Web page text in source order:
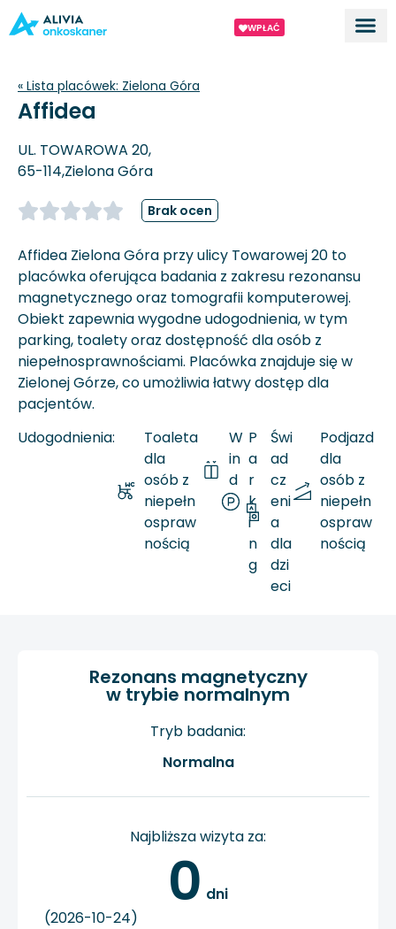
WPŁAĆ
« Lista placówek: Zielona Góra
Affidea
UL. TOWAROWA 20,
65-114,Zielona Góra
Brak ocen
Affidea Zielona Góra przy ulicy Towarowej 20 to
placówka oferująca badania z zakresu rezonansu
magnetycznego oraz tomografii komputerowej.
Obiekt zapewnia wygodne udogodnienia, w tym
parking, toalety oraz dostępność dla osób z
niepełnosprawnościami. Placówka znajduje się w
Zielonej Górze, co umożliwia łatwy dostęp dla
pacjentów.
Udogodnienia:
Toaleta
dla
osób z
niepełn
ospraw
nością
W
in
d
a
P
a
r
k
i
n
g
Świ
ad
cz
eni
a
dla
dzi
eci
Podjazd
dla
osób z
niepełn
ospraw
nością
Rezonans magnetyczny
w trybie normalnym
Tryb badania:
Normalna
Najbliższa wizyta za:
0 dni
(2026-10-24)